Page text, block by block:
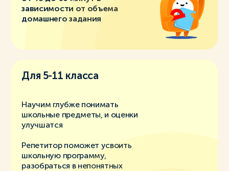
зависимости от объема
домашнего задания
Для 5-11 класса
Научим глубже понимать
школьные предметы, и оценки
улучшатся
Репетитор поможет усвоить
школьную программу,
разобраться в непонятных